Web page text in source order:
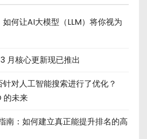
何让AI大模型（LLM）将你视为
月核心更新现已推出
对人工智能搜索进行了优化？
的未来
南：如何建立真正能提升排名的高